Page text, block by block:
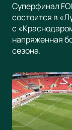
Суперфинал
состоится в
с
напряженная
сезона.